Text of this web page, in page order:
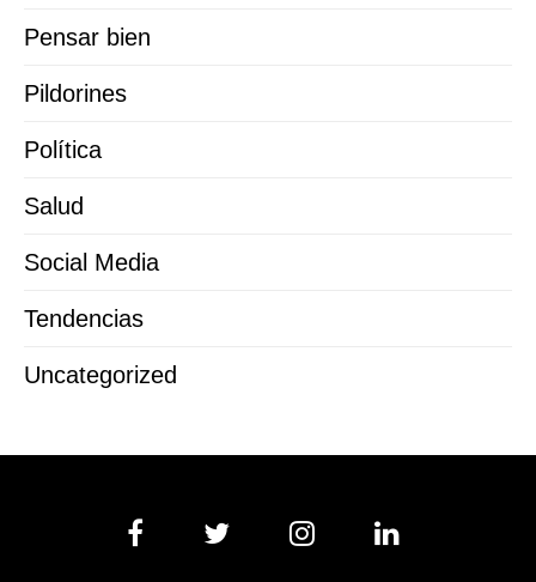
Pensar bien
Pildorines
Política
Salud
Social Media
Tendencias
Uncategorized